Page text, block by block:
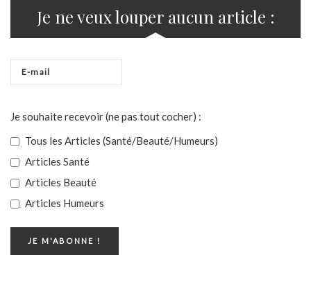
Je ne veux louper aucun article :
Je souhaite recevoir (ne pas tout cocher) :
Tous les Articles (Santé/Beauté/Humeurs)
Articles Santé
Articles Beauté
Articles Humeurs